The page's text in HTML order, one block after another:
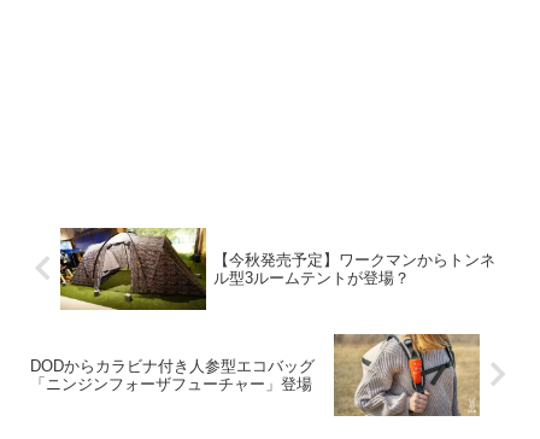
【今秋発売予定】ワークマンからトンネ
ル型3ルームテントが登場？
DODからカラビナ付き人参型エコバッグ
「ニンジンフォーザフューチャー」登場